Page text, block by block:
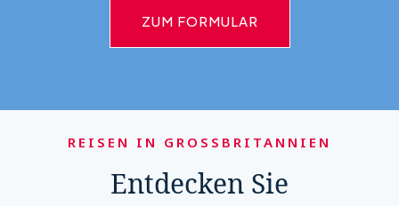
ZUM FORMULAR
REISEN IN GROSSBRITANNIEN
Entdecken Sie